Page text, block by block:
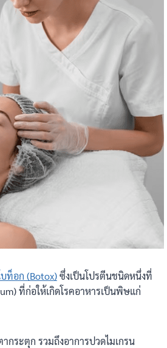
บท็อก (Botox)ซึ่งเป็นโปรตีนชนิดหนึ่งที่
ที่ก่อให้เกิดโรคอาหารเป็นพิษแก่
กระตุก รวมถึงอาการปวดไมเกรน